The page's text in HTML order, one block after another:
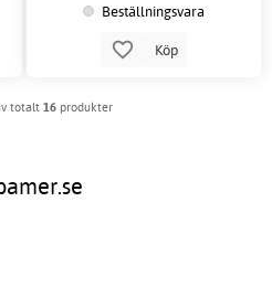
Beställningsvara
Köp
totalt 16 produkter